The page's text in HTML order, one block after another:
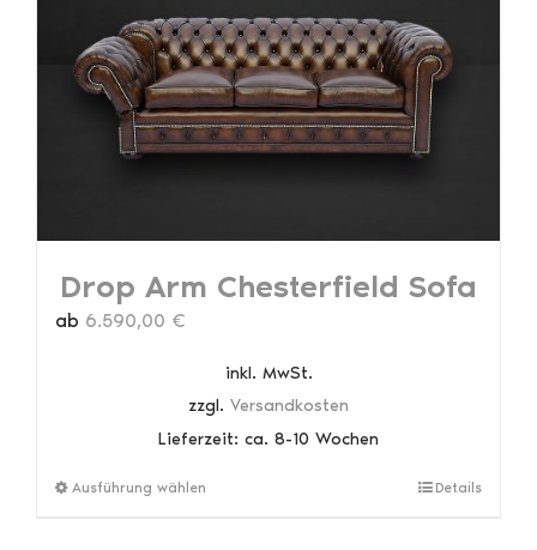
Optionen
können
auf
der
Produktseite
gewählt
Drop Arm Chesterfield Sofa
ab 6.590,00 €
inkl. MwSt.
zzgl. Versandkosten
Lieferzeit: ca. 8-10 Wochen
Ausführung wählen Details